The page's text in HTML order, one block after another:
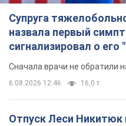
Супруга
назвала первый
сигнализировал о его
Сначала врачи не обратили
6.08.2026 12:46 16,0 т.
Отпуск Леси Никитюк